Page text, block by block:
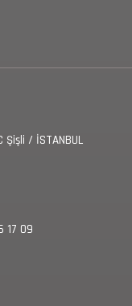
/ İSTANBUL
17 09